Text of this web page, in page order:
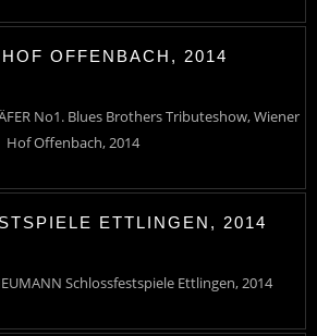
OFFENBACH, 2014
No1. Blues Brothers Tributeshow, Wiener
Hof Offenbach, 2014
ETTLINGEN, 2014
Schlossfestspiele Ettlingen, 2014